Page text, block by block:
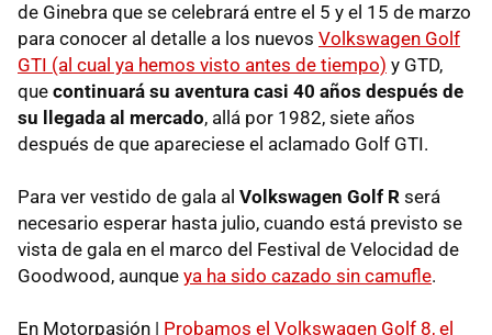
de Ginebra que se celebrará entre el 5 y el 15 de marzo
para conocer al detalle a los nuevos Volkswagen Golf
GTI (al cual ya hemos visto antes de tiempo) y GTD,
que continuará su aventura casi 40 años después de
su llegada al mercado, allá por 1982, siete años
después de que apareciese el aclamado Golf GTI.
Para ver vestido de gala al Volkswagen Golf R será
necesario esperar hasta julio, cuando está previsto se
vista de gala en el marco del Festival de Velocidad de
Goodwood, aunque ya ha sido cazado sin camufle.
En Motorpasión | Probamos el Volkswagen Golf 8, el